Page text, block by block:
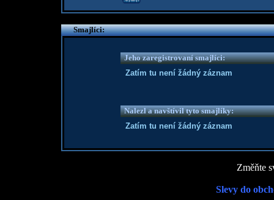
Smajlíci:
Jeho zaregistrovaní smajlíci:
Zatím tu není žádný záznam
Nalezl a navštívil tyto smajlíky:
Zatím tu není žádný záznam
Změňte
Slevy do